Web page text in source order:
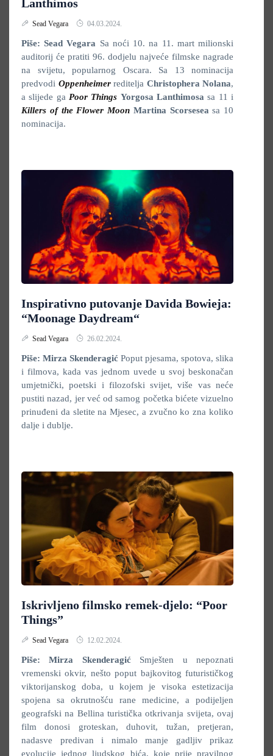
Lanthimos
Sead Vegara 04.03.2024.
Piše: Sead Vegara Sa noći 10. na 11. mart milionski
auditorij će pratiti 96. dodjelu najveće filmske nagrade
na svijetu, popularnog Oscara. Sa 13 nominacija
predvodi Oppenheimer reditelja Christophera Nolana,
a slijede ga Poor Things Yorgosa Lanthimosa sa 11 i
Killers of the Flower Moon Martina Scorsesea sa 10
nominacija.
Inspirativno putovanje Davida Bowieja:
“Moonage Daydream“
Sead Vegara 26.02.2024.
Piše: Mirza Skenderagić Poput pjesama, spotova, slika
i filmova, kada vas jednom uvede u svoj beskonačan
umjetnički, poetski i filozofski svijet, više vas neće
pustiti nazad, jer već od samog početka bićete vizuelno
prinuđeni da sletite na Mjesec, a zvučno ko zna koliko
dalje i dublje.
Iskrivljeno filmsko remek-djelo: “Poor
Things”
Sead Vegara 12.02.2024.
Piše: Mirza Skenderagić Smješten u nepoznati
vremenski okvir, nešto poput bajkovitog futurističkog
viktorijanskog doba, u kojem je visoka estetizacija
spojena sa okrutnošću rane medicine, a podijeljen
geografski na Bellina turistička otkrivanja svijeta, ovaj
film donosi groteskan, duhovit, tužan, pretjeran,
nadasve predivan i nimalo manje gadljiv prikaz
evolucije jednog ljudskog bića, koje prije pravilnog